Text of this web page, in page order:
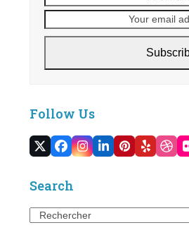
name
Follow Us
TwitterFacebook
Instagram
LinkedIn
Pinterest
Yelp
Search
Search